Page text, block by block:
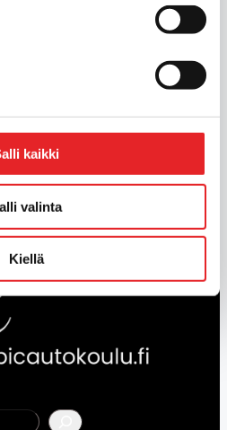
kaikki
valinta
Kiellä
tahansa. Suorita
verkossa.